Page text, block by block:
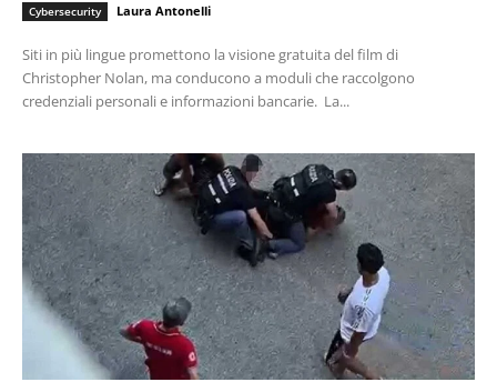
Cybersecurity Laura Antonelli
Siti in più lingue promettono la visione gratuita del film di
Christopher Nolan, ma conducono a moduli che raccolgono
credenziali personali e informazioni bancarie. La...